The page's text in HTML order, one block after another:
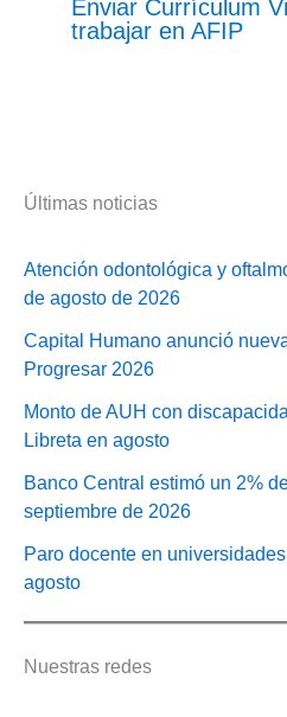
Enviar Currículum
trabajar en AFIP
Últimas noticias
Atención odontológica y
de agosto de 2026
Capital Humano anunció
Progresar 2026
Monto de AUH con
Libreta en agosto
Banco Central estimó un 2%
septiembre de 2026
Paro docente en
agosto
Nuestras redes